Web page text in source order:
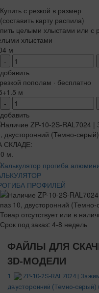
Купить с резкой в размер
(составить карту распила)
целыми хлыстами или с
хлыстами
м
-
добавить
пополам · бесплатно
м
-
добавить
СКЛАДЕ:
м.
ПРОФИЛЕЙ
Товар отсутствует или в
Срок под заказ: 4-8 недель
ФАЙЛЫ ДЛЯ
3D-МОДЕЛИ
1.
ZP-10-2S-RAL7024 |
двусторонний (Темно-